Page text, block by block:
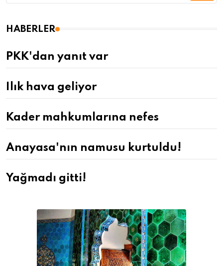
HABERLER
PKK'dan yanıt var
Ilık hava geliyor
Kader mahkumlarına nefes
Anayasa'nın namusu kurtuldu!
Yağmadı gitti!